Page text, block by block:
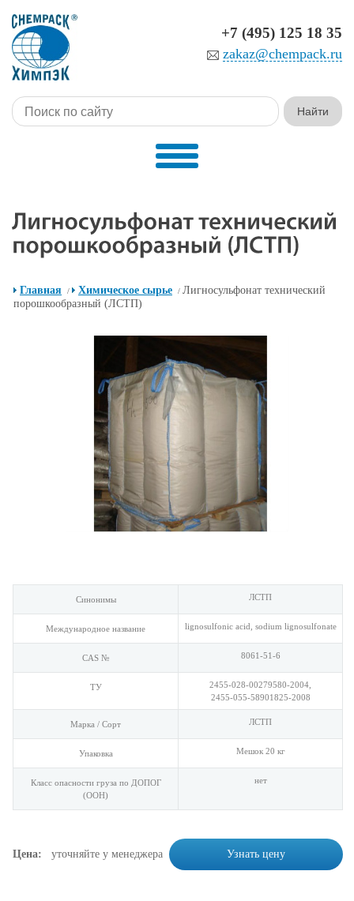
+7 (495) 125 18 35
zakaz@chempack.ru
Главная / Химическое сырье / Лигносульфонат технический
порошкообразный (ЛСТП)
Синонимы ЛСТП
Международное название lignosulfonic acid, sodium lignosulfonate
CAS № 8061-51-6
ТУ
2455-028-00279580-2004,
2455-055-58901825-2008
Марка / Сорт ЛСТП
Упаковка Мешок 20 кг
Класс опасности груза по ДОПОГ
(ООН)
нет
Цена: уточняйте у менеджера Узнать цену